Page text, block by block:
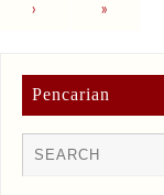
› »
Pencarian